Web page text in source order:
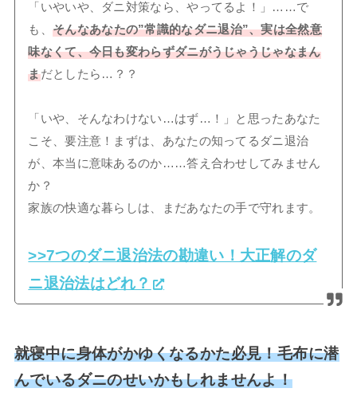
「いやいや、ダニ対策なら、やってるよ！」……で
も、 そんなあなたの”常識的なダニ退治”、実は全然意
味なくて、今日も変わらずダニがうじゃうじゃなまん
まだとしたら…？？
「いや、そんなわけない…はず…！」と思ったあなた
こそ、要注意！まずは、あなたの知ってるダニ退治
が、本当に意味あるのか……答え合わせしてみません
か？
家族の快適な暮らしは、まだあなたの手で守れます。
>>7つのダニ退治法の勘違い！大正解のダ
ニ退治法はどれ？
就寝中に身体がかゆくなるかた必見！毛布に潜
んでいるダニのせいかもしれませんよ！